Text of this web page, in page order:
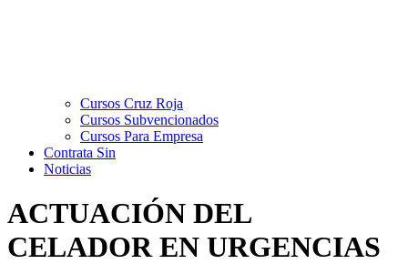
Cursos Cruz Roja
Cursos Subvencionados
Cursos Para Empresa
Contrata Sin
Noticias
ACTUACIÓN DEL
CELADOR EN URGENCIAS